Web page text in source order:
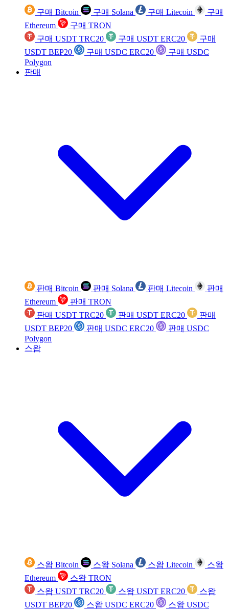
구매 Bitcoin 구매 Solana 구매 Litecoin
구매
Ethereum
구매 TRON
구매 USDT TRC20
구매 USDT ERC20
구매
USDT BEP20
구매 USDC ERC20
구매 USDC
Polygon
판매
판매 Bitcoin 판매 Solana 판매 Litecoin
판매
Ethereum
판매 TRON
판매 USDT TRC20
판매 USDT ERC20
판매
USDT BEP20
판매 USDC ERC20
판매 USDC
Polygon
스왑
스왑 Bitcoin 스왑 Solana 스왑 Litecoin
스왑
Ethereum
스왑 TRON
스왑 USDT TRC20
스왑 USDT ERC20
스왑
USDT BEP20
스왑 USDC ERC20
스왑 USDC